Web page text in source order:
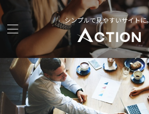
シンプルで見やすいサイトに。